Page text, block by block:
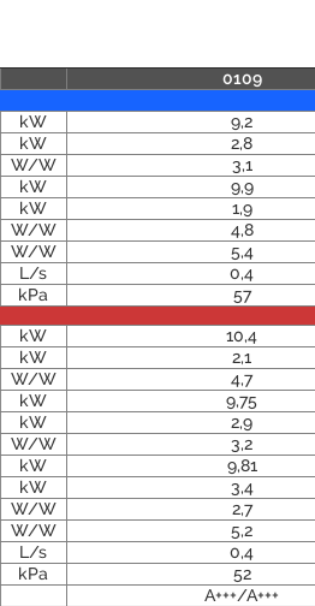
0109
kW
9,2
kW
2,8
W/W
3,1
kW
9,9
kW
1,9
W/W
4,8
W/W
5,4
L/s
0,4
kPa
57
kW
10,4
kW
2,1
W/W
4,7
kW
9,75
kW
2,9
W/W
3,2
kW
9,81
kW
3,4
W/W
2,7
W/W
5,2
L/s
0,4
kPa
52
A+++/A+++